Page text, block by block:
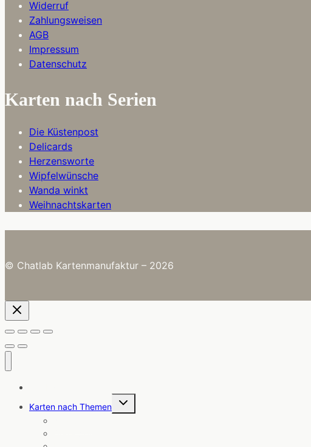
Widerruf
Zahlungsweisen
AGB
Impressum
Datenschutz
Karten nach Serien
Die Küstenpost
Delicards
Herzensworte
Wipfelwünsche
Wanda winkt
Weihnachtskarten
© Chatlab Kartenmanufaktur – 2026
Karten nach Themen
Untermenü
umschalten